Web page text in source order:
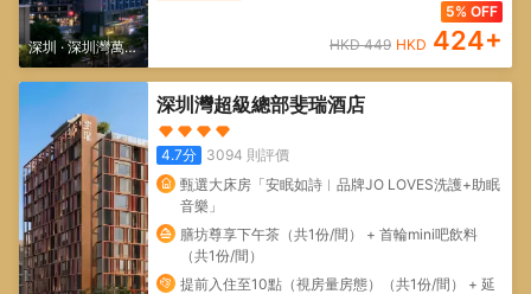
深圳 ·深圳灣萬象
城/深圳人才公園
5% OFF
HKD449 HKD 424+
深圳灣超級總部斐瑞酒店
4.7分 3094 則評價
甄選大床房「安眠如詩︱品牌JO LOVES洗護+助眠
音樂」
膳坊尊享下午茶（共1份/間） + 首輪mini吧飲料
（共1份/間）
提前入住至10點（視房量房態）（共1份/間） + 延